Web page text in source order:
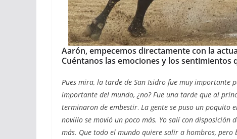
Aarón, empecemos directamente con la
Cuéntanos las emociones y los sentimientos
Pues mira, la tarde de San Isidro fue muy
importante del mundo, ¿no? Fue una tarde que al
terminaron de embestir. La gente se puso un poquito
novillo se movió un poco más. Yo salí con disposición
más. Que todo el mundo quiere salir a hombros, pero